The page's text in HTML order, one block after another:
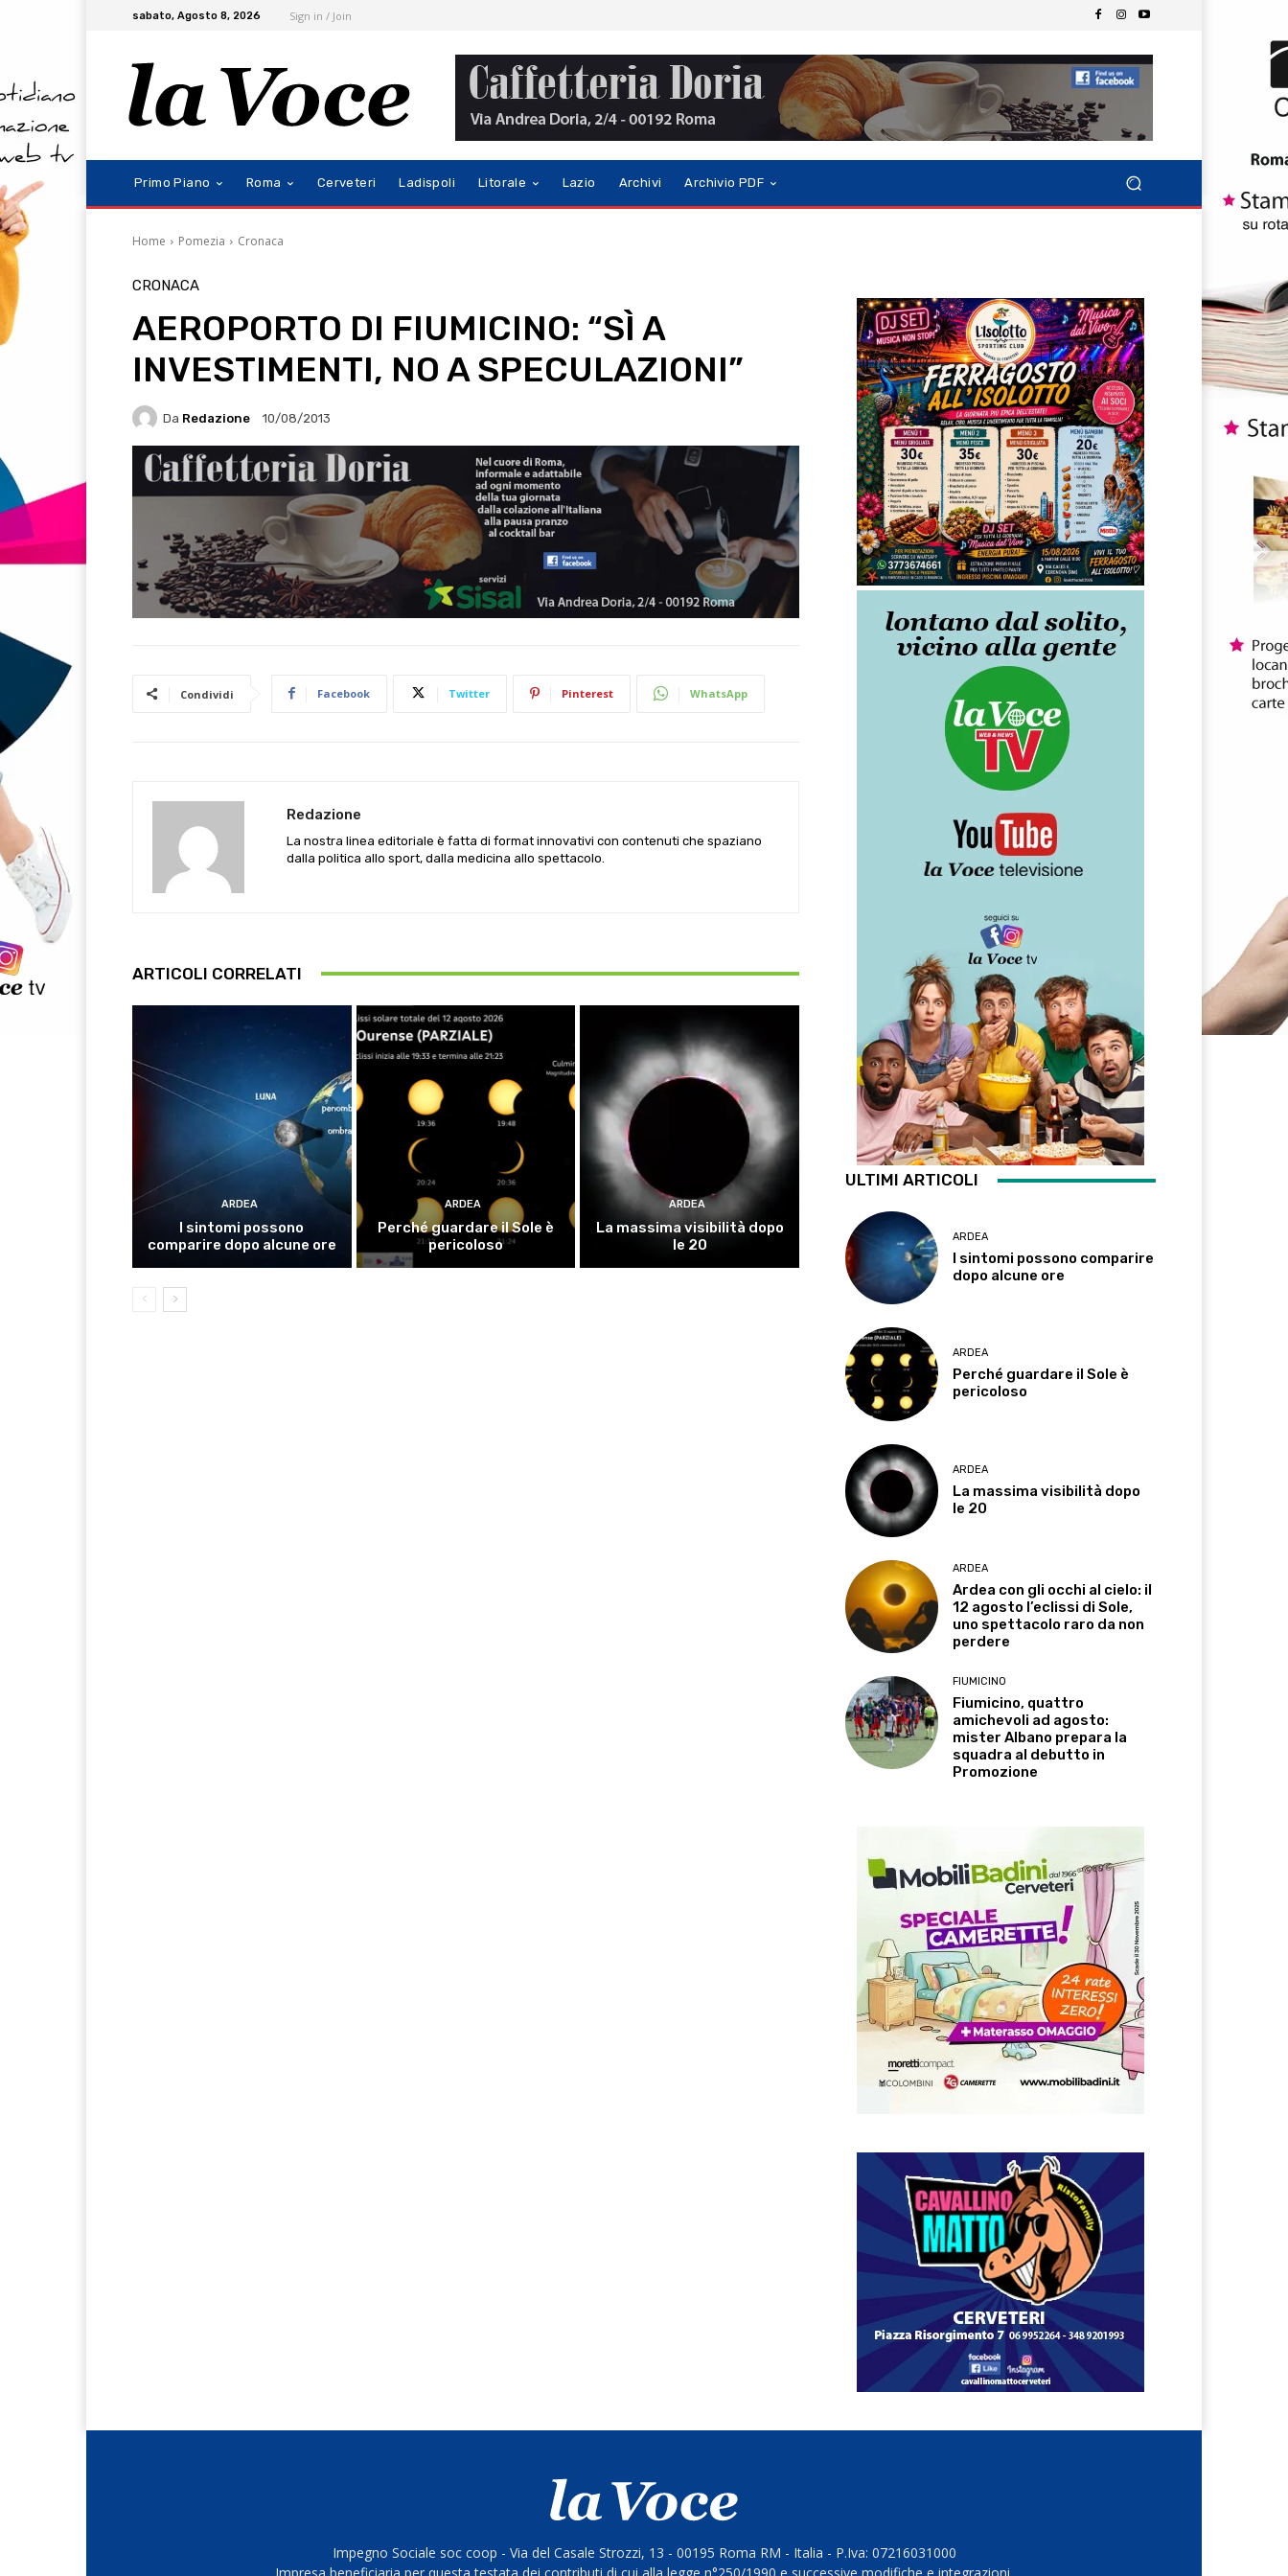
sabato, Agosto 8, 2026 Sign in / Join
Primo Piano Roma Cerveteri Ladispoli Litorale Lazio Archivi Archivio PDF
Home Pomezia Cronaca
CRONACA
AEROPORTO DI FIUMICINO: “SÌ A
INVESTIMENTI, NO A SPECULAZIONI”
Da Redazione 10/08/2013
Condividi Facebook Twitter Pinterest WhatsApp
Redazione
La nostra linea editoriale è fatta di format innovativi con contenuti che spaziano
dalla politica allo sport, dalla medicina allo spettacolo.
ARTICOLI CORRELATI
ARDEA
I sintomi possono
comparire dopo alcune ore
ARDEA
Perché guardare il Sole è
pericoloso
ARDEA
La massima visibilità dopo
le 20
ULTIMI ARTICOLI
ARDEA
I sintomi possono comparire
dopo alcune ore
ARDEA
Perché guardare il Sole è
pericoloso
ARDEA
La massima visibilità dopo
le 20
ARDEA
Ardea con gli occhi al cielo: il
12 agosto l’eclissi di Sole,
uno spettacolo raro da non
perdere
FIUMICINO
Fiumicino, quattro
amichevoli ad agosto:
mister Albano prepara la
squadra al debutto in
Promozione
Impegno Sociale soc coop - Via del Casale Strozzi, 13 - 00195 Roma RM - Italia - P.Iva: 07216031000